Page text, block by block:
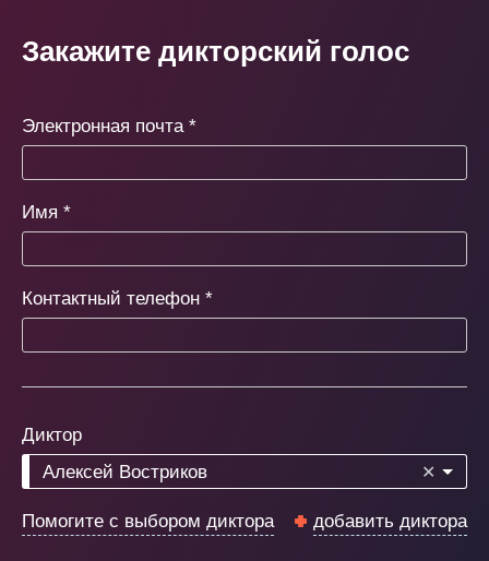
Закажите дикторский голос
Электронная почта *
Имя *
Контактный телефон *
Диктор
✕
Алексей Востриков
Помогите с выбором диктора добавить диктора